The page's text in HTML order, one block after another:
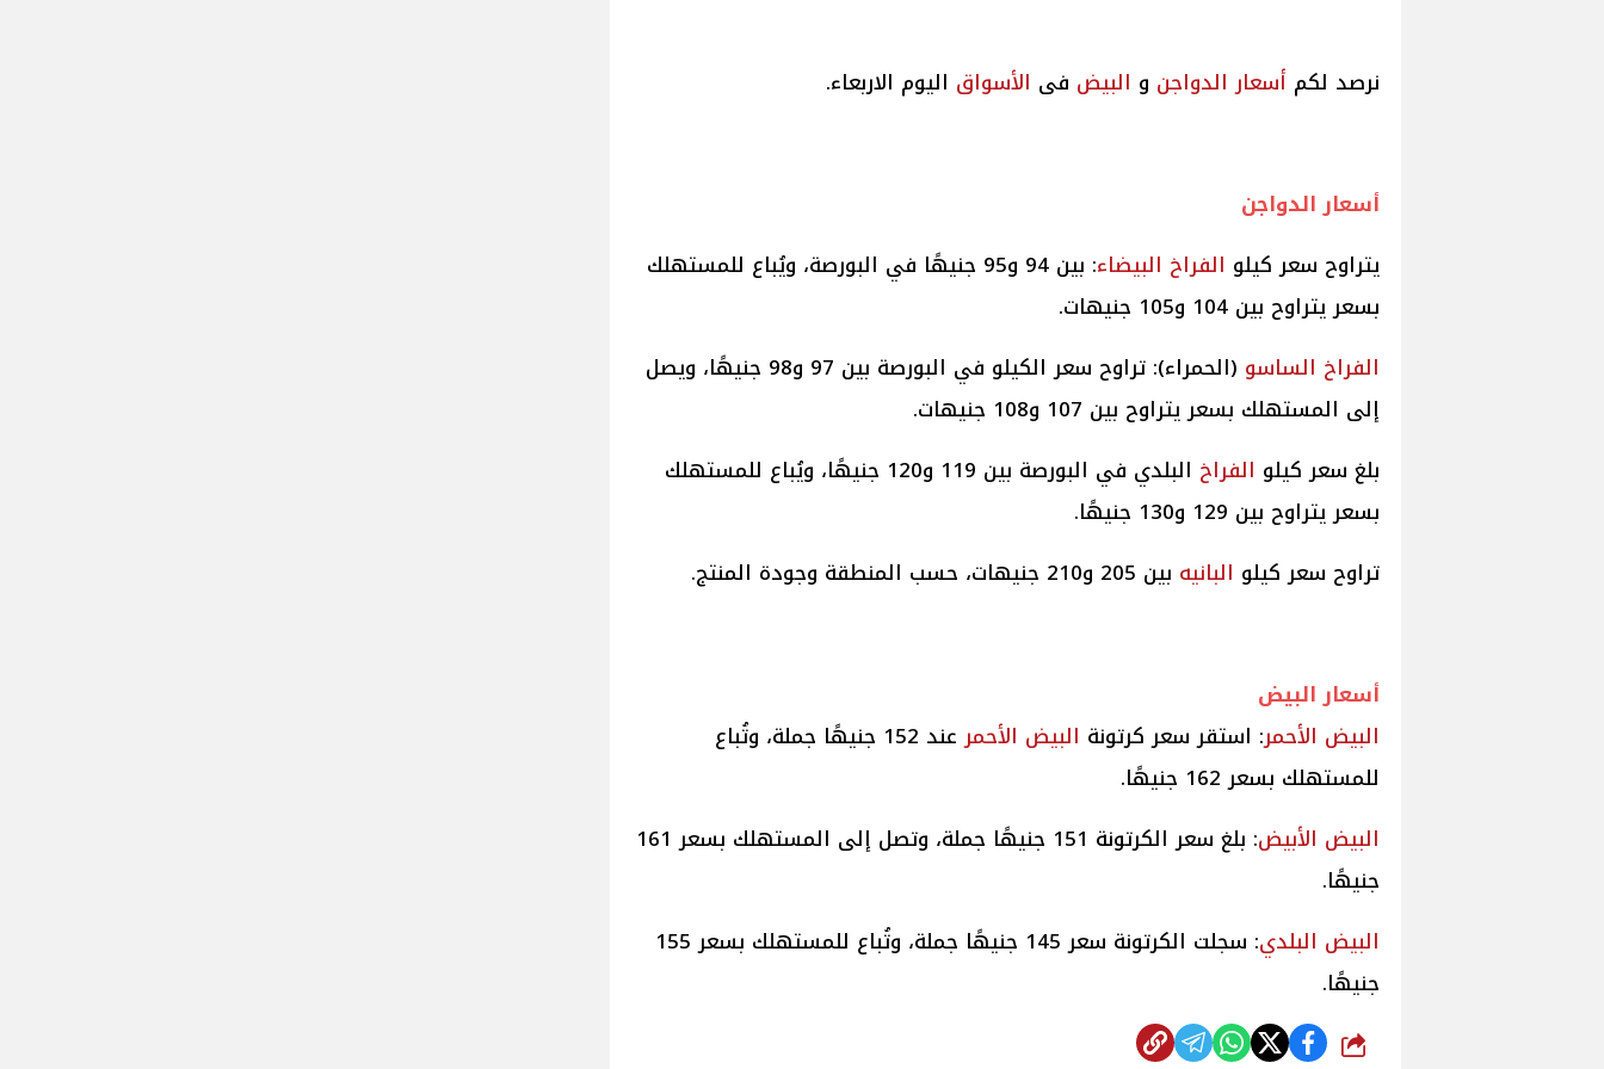
نرصد لكم أسعار الدواجن و البيض فى الأسواق اليوم الاربعاء.
أسعار الدواجن
يتراوح سعر كيلو الفراخ البيضاء
: بين 94 و95 جنيهًا في البورصة، ويُباع للمستهلك
بسعر يتراوح بين 104 و105 جنيهات.
الفراخ الساسو
(الحمراء): تراوح سعر الكيلو في البورصة بين 97 و98 جنيهًا، ويصل
إلى المستهلك بسعر يتراوح بين 107 و108 جنيهات.
بلغ سعر كيلو الفراخ
البلدي في البورصة بين 119 و120 جنيهًا، ويُباع للمستهلك
بسعر يتراوح بين 129 و130 جنيهًا.
تراوح سعر كيلو البانيه بين 205 و210 جنيهات، حسب المنطقة وجودة المنتج.
أسعار البيض
البيض الأحمر: استقر سعر كرتونة البيض الأحمر
عند 152 جنيهًا جملة، وتُباع
للمستهلك بسعر 162 جنيهًا.
البيض الأبيض
: بلغ سعر الكرتونة 151 جنيهًا جملة، وتصل إلى المستهلك بسعر 161
جنيهًا.
البيض البلدي
: سجلت الكرتونة سعر 145 جنيهًا جملة، وتُباع للمستهلك بسعر 155
جنيهًا.
شارك